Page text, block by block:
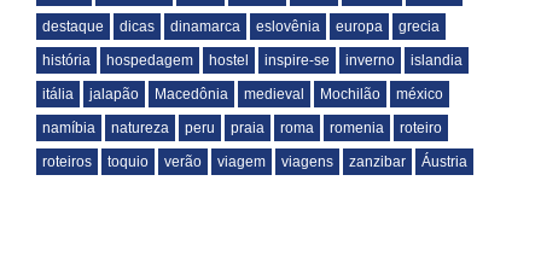
destaque
dicas dinamarca eslovênia europa
grecia
história
hospedagem hostel inspire-se inverno
islandia
itália
jalapão Macedônia medieval Mochilão
méxico
namíbia
natureza peru praia roma romenia
roteiro
roteiros
toquio verão viagem viagens zanzibar Áustria